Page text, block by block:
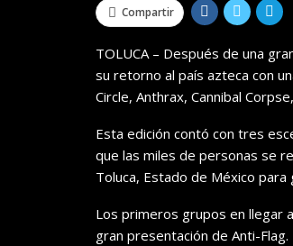
Compartir
TOLUCA – Después de una
su retorno al país azteca con
Circle, Anthrax, Cannibal
Esta edición contó con tres
que las miles de personas se
Toluca, Estado de México para
Los primeros grupos en llegar
gran presentación de Anti-Flag.